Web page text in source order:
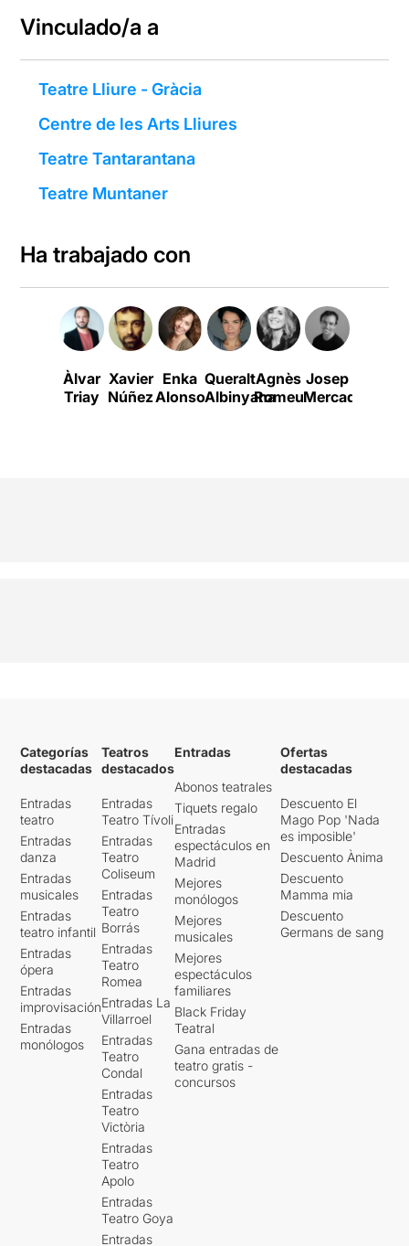
Vinculado/a a
Teatre Lliure - Gràcia
Centre de les Arts Lliures
Teatre Tantarantana
Teatre Muntaner
Ha trabajado con
Àlvar
Triay
Xavier
Núñez
Enka
Alonso
Queralt
Albinyana
Agnès
Romeu
Josep
Mercadal
Categorías
destacadas
Entradas
teatro
Entradas
danza
Entradas
musicales
Entradas
teatro infantil
Entradas
ópera
Entradas
improvisación
Entradas
monólogos
Teatros
destacados
Entradas
Teatro Tívoli
Entradas
Teatro
Coliseum
Entradas
Teatro
Borrás
Entradas
Teatro
Romea
Entradas La
Villarroel
Entradas
Teatro
Condal
Entradas
Teatro
Victòria
Entradas
Teatro
Apolo
Entradas
Teatro Goya
Entradas
Entradas
Abonos teatrales
Tiquets regalo
Entradas
espectáculos en
Madrid
Mejores
monólogos
Mejores
musicales
Mejores
espectáculos
familiares
Black Friday
Teatral
Gana entradas de
teatro gratis -
concursos
Ofertas
destacadas
Descuento El
Mago Pop 'Nada
es imposible'
Descuento Ànima
Descuento
Mamma mia
Descuento
Germans de sang